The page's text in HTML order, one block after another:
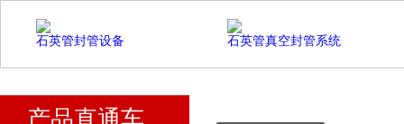
石英管封管设备 石英管真空封管系统
产品直通车